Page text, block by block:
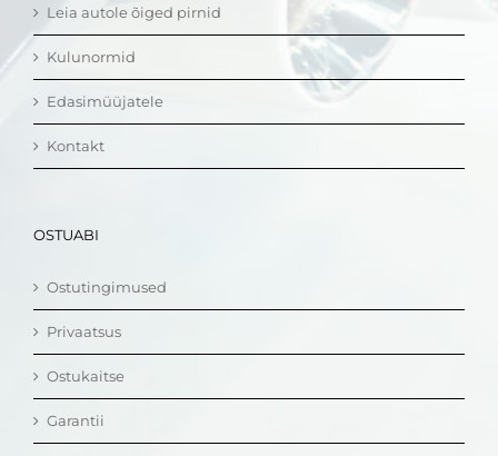
Leia autole õiged pirnid
Kulunormid
Edasimüüjatele
Kontakt
OSTUABI
Ostutingimused
Privaatsus
Ostukaitse
Garantii